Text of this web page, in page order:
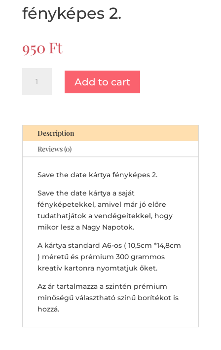
fényképes 2.
950 Ft
quantity
Add to cart
Description
Reviews (0)
Save the date kártya fényképes 2.
Save the date kártya a saját
fényképetekkel, amivel már jó előre
tudathatjátok a vendégeitekkel, hogy
mikor lesz a Nagy Napotok.
A kártya standard A6-os ( 10,5cm *14,8cm
) méretű és prémium 300 grammos
kreatív kartonra nyomtatjuk őket.
Az ár tartalmazza a szintén prémium
minőségű választható színű borítékot is
hozzá.